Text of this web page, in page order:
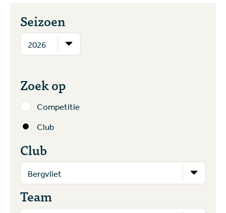
Seizoen
Zoek op
Competitie
Club
Club
Team